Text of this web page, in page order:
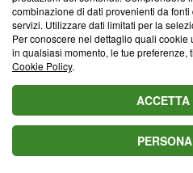
Cookie Policy
Blasting SA, IDI CHE-
Lugano (Svizzera) Tel:+39
© 2026 Blasting News
combinazione di dati provenienti da
servizi. Utilizzare dati limitati per la
Per conoscere nel dettaglio quali
in qualsiasi momento, le tue preferenze,
Cookie Policy.